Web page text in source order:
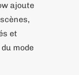
ajoute
et
mode